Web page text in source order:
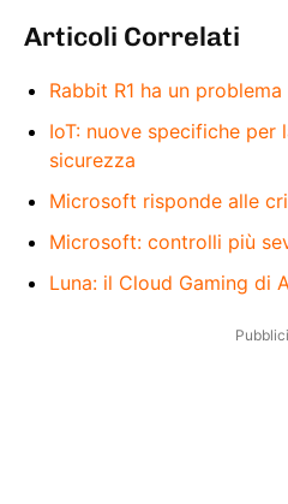
Articoli Correlati
Rabbit R1 ha un
IoT: nuove specifiche
sicurezza
Microsoft risponde alle
Microsoft: controlli più
Luna: il Cloud Gaming di